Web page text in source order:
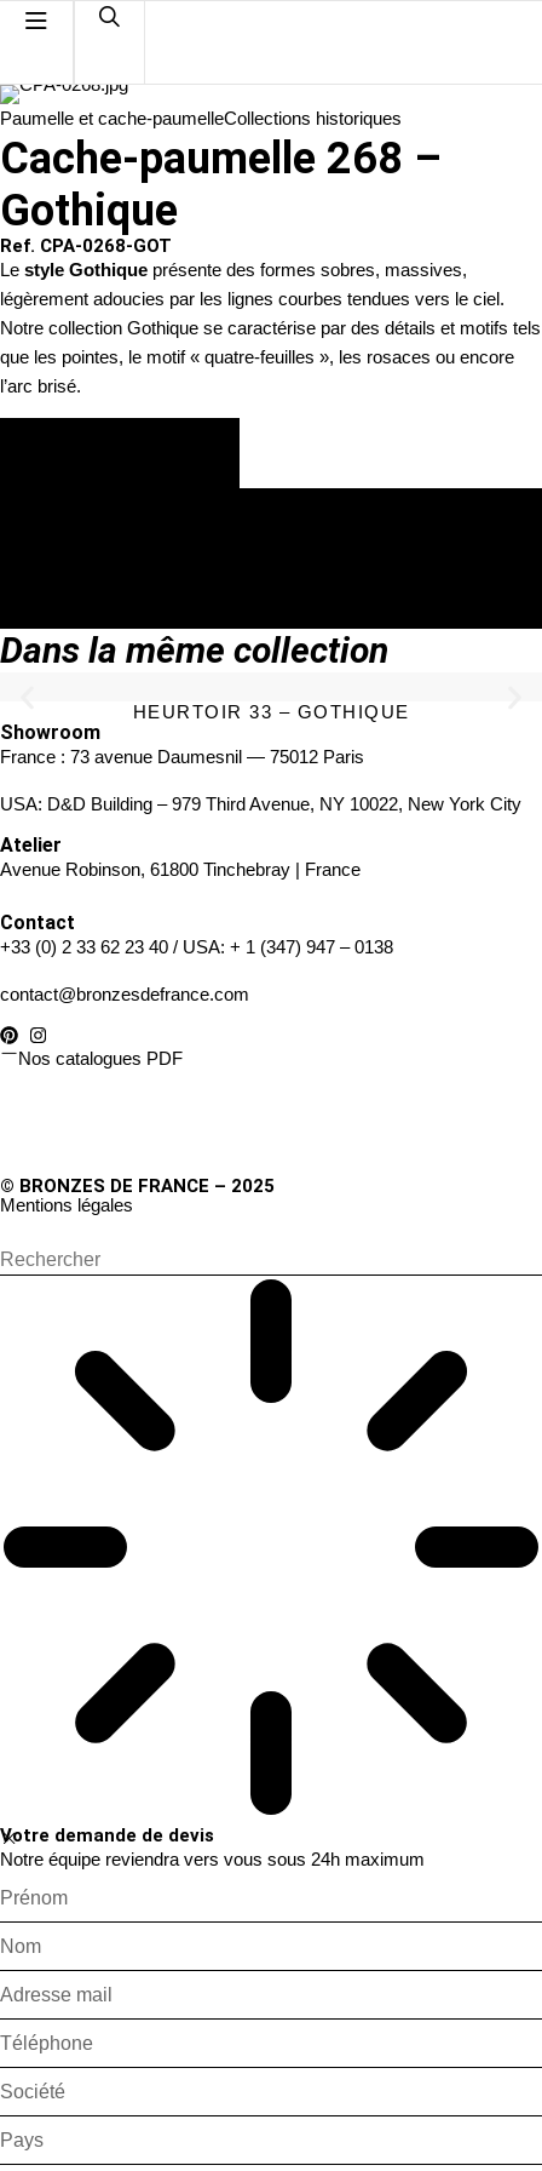
Paumelle et cache-paumelleCollections historiques
Cache-paumelle 268 –
Gothique
Ref. CPA-0268-GOT
Le style Gothique présente des formes sobres, massives,
légèrement adoucies par les lignes courbes tendues vers le ciel.
Notre collection Gothique se caractérise par des détails et motifs tels
que les pointes, le motif « quatre-feuilles », les rosaces ou encore
l’arc brisé.
Dans la même collection
HEURTOIR 33 – GOTHIQUE
Showroom
France : 73 avenue Daumesnil — 75012 Paris
USA: D&D Building – 979 Third Avenue, NY 10022, New York City
Atelier
Avenue Robinson, 61800 Tinchebray | France
Contact
+33 (0) 2 33 62 23 40 / USA: + 1 (347) 947 – 0138
contact@bronzesdefrance.com
Nos catalogues PDF
© BRONZES DE FRANCE – 2025
Mentions légales
Votre demande de devis
Notre équipe reviendra vers vous sous 24h maximum